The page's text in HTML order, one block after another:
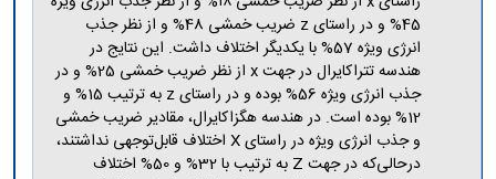
نامه
های
پژوهشی
فرم
های
پژوهشی
45% و در راستای z ضریب خمشی 48% و از نظر جذب
انرژی ویژه 57% با یکدیگر اختلاف داشت. این نتایج در
هندسه تتراکایرال در جهت x از نظر ضریب خمشی 25% و در
جذب انرژی ویژه 56% بوده و در راستای z به ترتیب 15% و
12% بوده است. در هندسه هگزاکایرال، مقادیر ضریب خمشی
و جذب انرژی ویژه در راستای X اختلاف قابل‌توجهی نداشتند،
درحالی‌که در جهت Z به ترتیب با 32% و 50% اختلاف